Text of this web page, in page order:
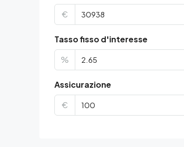
€
Tasso fisso d'interesse
%
Assicurazione
€